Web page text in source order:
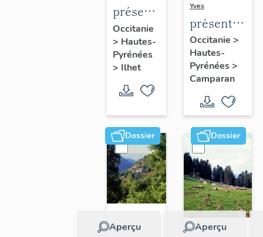
présentation
de la
commune
Occitanie
> Hautes-
Pyrénées
> Ilhet
Yves
présentation
de la
commune
Occitanie >
Hautes-
Pyrénées>
Camparan
Dossier
Aperçu
Dossier
Dossier
Aperçu